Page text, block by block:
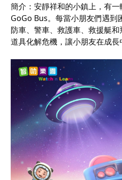
簡介：安靜祥和的小鎮上，有
GoGo Bus。每當小朋友們遇到
防車、警車、救護車、救援艇
道具化解危機，讓小朋友在成長